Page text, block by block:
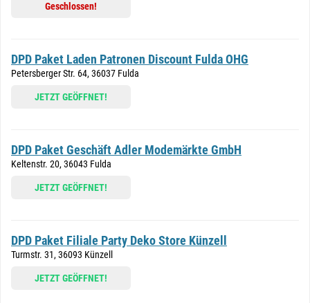
Geschlossen!
DPD Paket Laden Patronen Discount Fulda OHG
Petersberger Str. 64, 36037 Fulda
JETZT GEÖFFNET!
DPD Paket Geschäft Adler Modemärkte GmbH
Keltenstr. 20, 36043 Fulda
JETZT GEÖFFNET!
DPD Paket Filiale Party Deko Store Künzell
Turmstr. 31, 36093 Künzell
JETZT GEÖFFNET!